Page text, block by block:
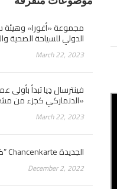
مجموعة «أغورا» وهيئة
الدولي للسياحة الصحية
March 22, 2023
فينترسال دِيا تبدأ بأولى
الدنماركي كجزء من مشروع «غرين ساند»
March 22, 2023
كل ما تحتاج معرفته عن “بطاقة فرصة” Chancenkarte الجديدة
December 2, 2022